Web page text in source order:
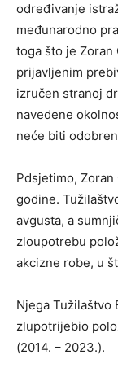
određivanje
međunarodno
toga što je Zoran
prijavljenim
izručen stranoj
navedene
neće biti
Pdsjetimo,
godine.
avgusta, a
zloupotrebu
akcizne robe, u
Njega Tužilaštvo
zlupotrijebio
(2014. – 2023.).